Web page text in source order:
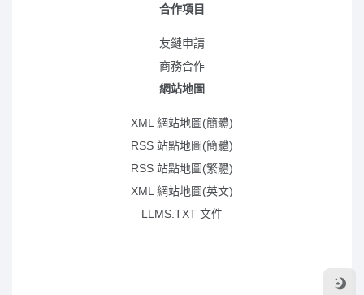
合作項目
友鏈申請
商務合作
網站地圖
XML 網站地圖(簡體)
RSS 站點地圖(簡體)
RSS 站點地圖(繁體)
XML 網站地圖(英文)
LLMS.TXT 文件